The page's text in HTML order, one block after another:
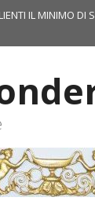
IL MINIMO DI